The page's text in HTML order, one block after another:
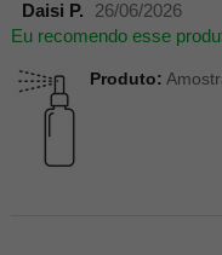
Daisi P.
26/06/2026
Eu recomendo esse
Produto: